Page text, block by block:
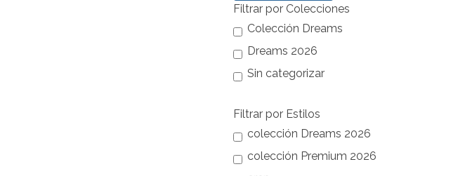
Filtrar por Colecciones
Colección Dreams
Dreams 2026
Sin categorizar
Filtrar por Estilos
colección Dreams 2026
colección Premium 2026